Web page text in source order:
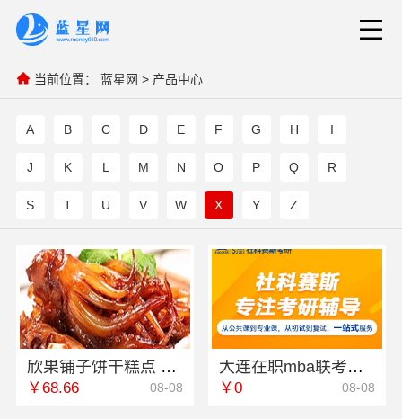
当前位置： 蓝星网 > 产品中心
A B C D E F G H I
J K L M N O P Q R
S T U V W X Y Z
欣果铺子饼干糕点 全国包邮货到付款
￥68.66 08-08
大连在职mba联考培训班推荐 社科赛斯MBA考研定制专业辅导规划
￥0 08-08